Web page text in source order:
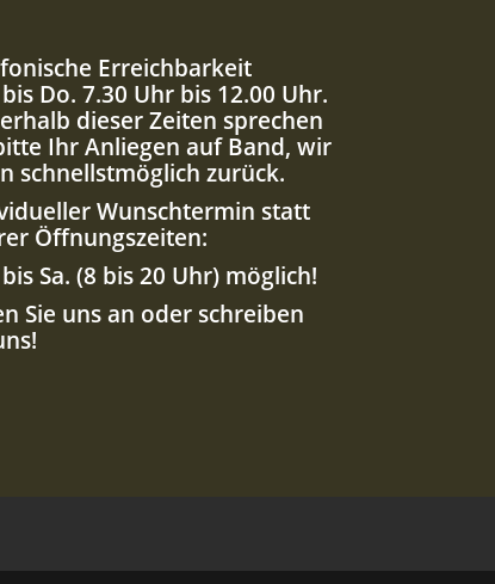
Erreichbarkeit
Do. 7.30 Uhr bis 12.00 Uhr.
dieser Zeiten sprechen
Ihr Anliegen auf Band, wir
schnellstmöglich zurück.
Wunschtermin statt
Öffnungszeiten:
Sa. (8 bis 20 Uhr) möglich!
Sie uns an oder schreiben